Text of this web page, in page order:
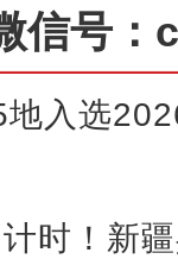
信号
入选
时！新
什土陶技艺